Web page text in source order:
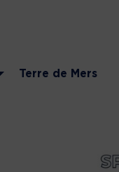
Terre de Mers